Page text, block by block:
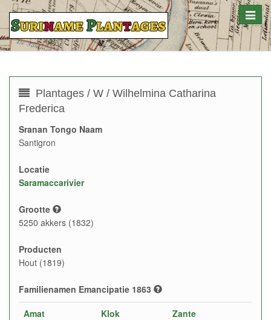
Toggle
Plantages / W / Wilhelmina Catharina
Frederica
Sranan Tongo Naam
Santigron
Locatie
Saramaccarivier
Grootte
5250 akkers (1832)
Producten
Hout (1819)
Familienamen Emancipatie 1863
Amat
Klok Zante